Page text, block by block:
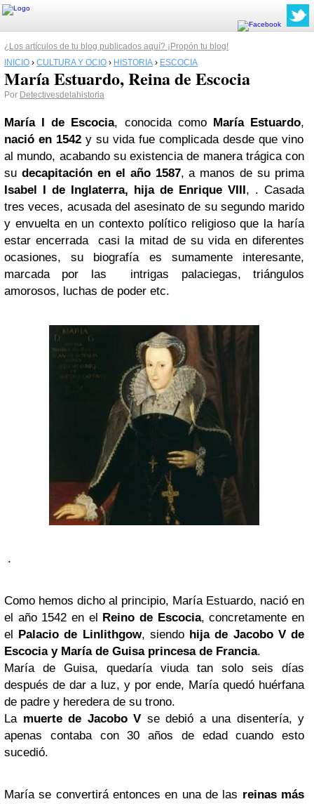
¿Los artículos de tu blog publicados aquí? ¡Propón tu blog!
INICIO › CULTURA Y OCIO › HISTORIA › ESCOCIA
María Estuardo, Reina de Escocia
Por Detectivesdelahistoria
María I de Escocia, conocida como María Estuardo,
nació en 1542 y su vida fue complicada desde que vino
al mundo, acabando su existencia de manera trágica con
su decapitación en el año 1587, a manos de su prima
Isabel I de Inglaterra, hija de Enrique VIII, . Casada
tres veces, acusada del asesinato de su segundo marido
y envuelta en un contexto político religioso que la haría
estar encerrada casi la mitad de su vida en diferentes
ocasiones, su biografía es sumamente interesante,
marcada por las intrigas palaciegas, triángulos
amorosos, luchas de poder etc.
.
Como hemos dicho al principio, María Estuardo, nació en
el año 1542 en el Reino de Escocia, concretamente en
el Palacio de Linlithgow, siendo hija de Jacobo V de
Escocia y María de Guisa princesa de Francia.
María de Guisa, quedaría viuda tan solo seis días
después de dar a luz, y por ende, María quedó huérfana
de padre y heredera de su trono.
La muerte de Jacobo V se debió a una disentería, y
apenas contaba con 30 años de edad cuando esto
sucedió.
María se convertirá entonces en una de las reinas más